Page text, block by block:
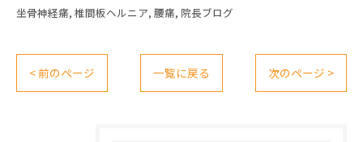
坐骨神経痛 椎間板ヘルニア 腰痛 院長ブログ
< 前のページ 一覧に戻る 次のページ >